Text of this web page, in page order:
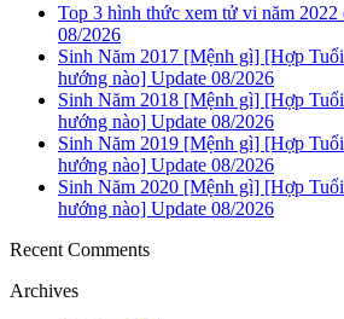
Top 3 hình thức xem tử vi năm 2022
08/2026
Sinh Năm 2017 [Mệnh gì] [Hợp
hướng nào] Update 08/2026
Sinh Năm 2018 [Mệnh gì] [Hợp
hướng nào] Update 08/2026
Sinh Năm 2019 [Mệnh gì] [Hợp
hướng nào] Update 08/2026
Sinh Năm 2020 [Mệnh gì] [Hợp
hướng nào] Update 08/2026
Recent Comments
Archives